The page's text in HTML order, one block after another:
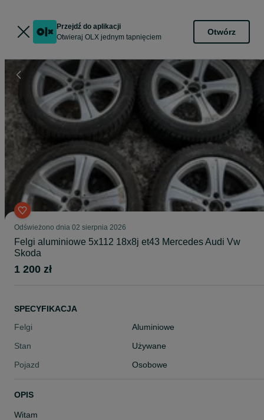
Przejdź do aplikacji
Otwieraj OLX jednym tapnięciem
Otwórz
Odświeżono dnia 02 sierpnia 2026
Felgi aluminiowe 5x112 18x8j et43 Mercedes Audi Vw
Skoda
1 200 zł
SPECYFIKACJA
Felgi
Aluminiowe
Stan
Używane
Pojazd
Osobowe
OPIS
Witam